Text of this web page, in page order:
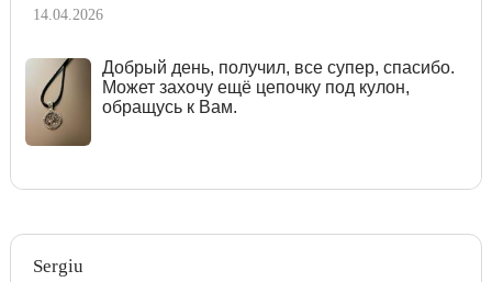
14.04.2026
Добрый день, получил, все супер, спасибо.
Может захочу ещё цепочку под кулон,
обращусь к Вам.
Sergiu